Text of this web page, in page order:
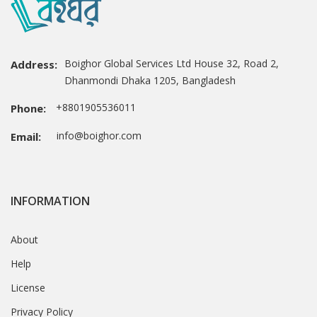
Address: Boighor Global Services Ltd House 32, Road 2,
Dhanmondi Dhaka 1205, Bangladesh
Phone: +8801905536011
Email: info@boighor.com
INFORMATION
About
Help
License
Privacy Policy